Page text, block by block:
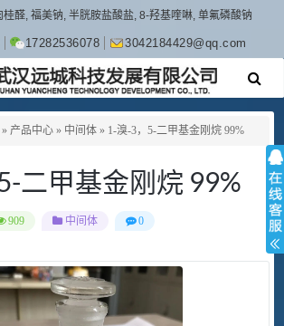
醛, 福美钠, 半胱胺盐酸盐, 8-羟基喹啉, 单氟磷酸钠
17282536078 3042184429@qq.com
» 产品中心 » 中间体 » 1-溴-3，5-二甲基金刚烷 99%
二甲基金刚烷 99%
909 中间体 0